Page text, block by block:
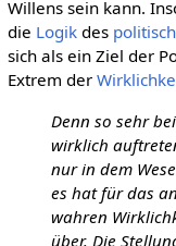
Willens sein kann.
die Logikdes
sich als ein Ziel der
Extrem der
Denn so sehr
wirklich
nur in dem
es hat für das
wahren
über. Die